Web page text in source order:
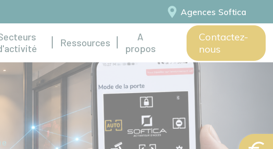
Agences Softica
Ressources
A
propos
Contactez-
nous